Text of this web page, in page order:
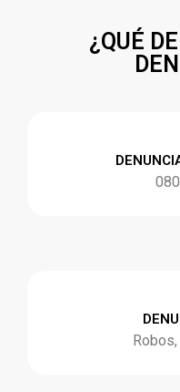
¿QUÉ